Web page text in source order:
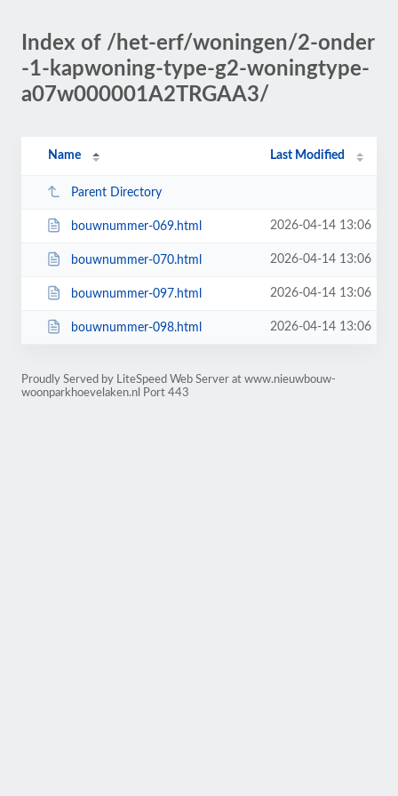
Index of /het-erf/woningen/2-onder
-1-kapwoning-type-g2-woningtype-
a07w000001A2TRGAA3/
Name Last Modified
Parent Directory
bouwnummer-069.html 2026-04-14 13:06
bouwnummer-070.html 2026-04-14 13:06
bouwnummer-097.html 2026-04-14 13:06
bouwnummer-098.html 2026-04-14 13:06
Proudly Served by LiteSpeed Web Server at www.nieuwbouw-
woonparkhoevelaken.nl Port 443